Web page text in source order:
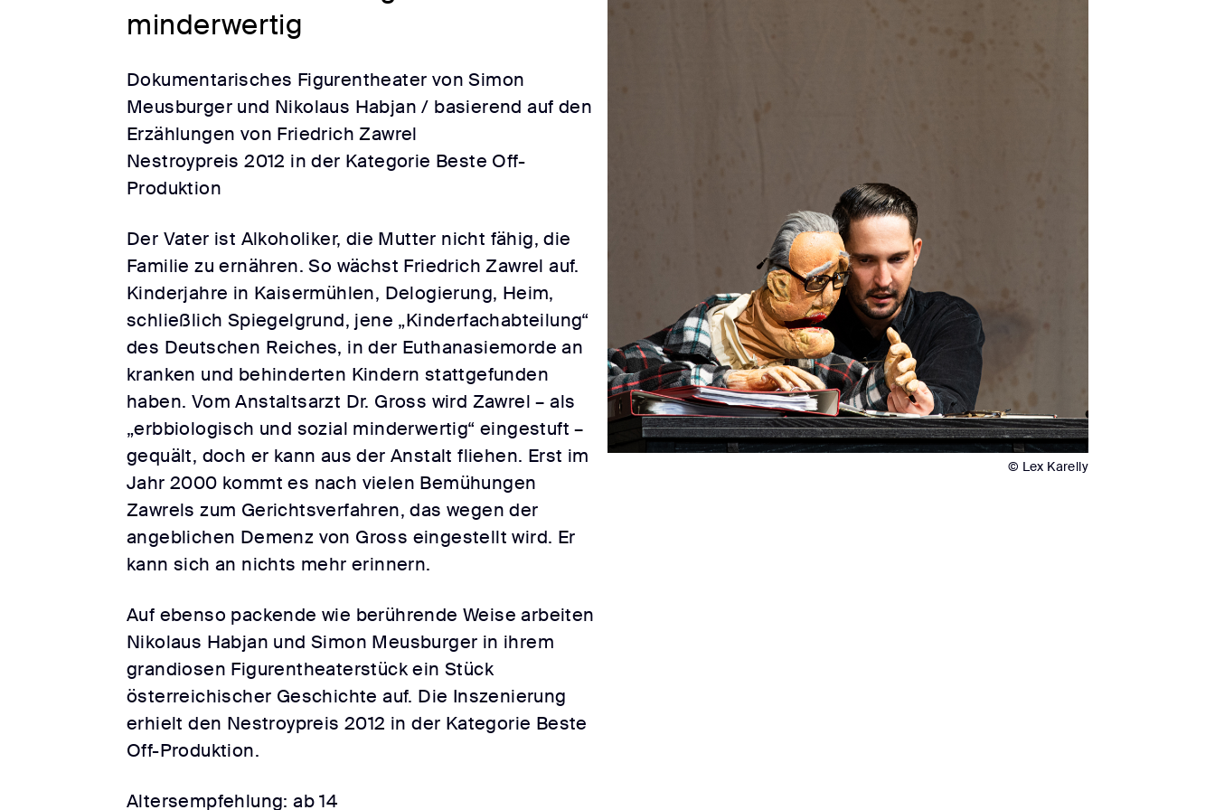
minderwertig
Dokumentarisches Figurentheater von Simon
Meusburger und Nikolaus Habjan / basierend auf den
Erzählungen von Friedrich Zawrel
Nestroypreis 2012 in der Kategorie Beste Off-
Produktion
Der Vater ist Alkoholiker, die Mutter nicht fähig, die
Familie zu ernähren. So wächst Friedrich Zawrel auf.
Kinderjahre in Kaisermühlen, Delogierung, Heim,
schließlich Spiegelgrund, jene „Kinderfachabteilung“
des Deutschen Reiches, in der Euthanasiemorde an
kranken und behinderten Kindern stattgefunden
haben. Vom Anstaltsarzt Dr. Gross wird Zawrel – als
„erbbiologisch und sozial minderwertig“ eingestuft –
gequält, doch er kann aus der Anstalt fliehen. Erst im
Jahr 2000 kommt es nach vielen Bemühungen
Zawrels zum Gerichtsverfahren, das wegen der
angeblichen Demenz von Gross eingestellt wird. Er
kann sich an nichts mehr erinnern.
Auf ebenso packende wie berührende Weise arbeiten
Nikolaus Habjan und Simon Meusburger in ihrem
grandiosen Figurentheaterstück ein Stück
österreichischer Geschichte auf. Die Inszenierung
erhielt den Nestroypreis 2012 in der Kategorie Beste
Off-Produktion.
Altersempfehlung: ab 14
© Lex Karelly